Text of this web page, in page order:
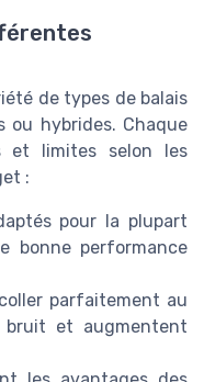
de types de balais
ou hybrides. Chaque
et limites selon les
:
pour la plupart
bonne performance
parfaitement au
et augmentent